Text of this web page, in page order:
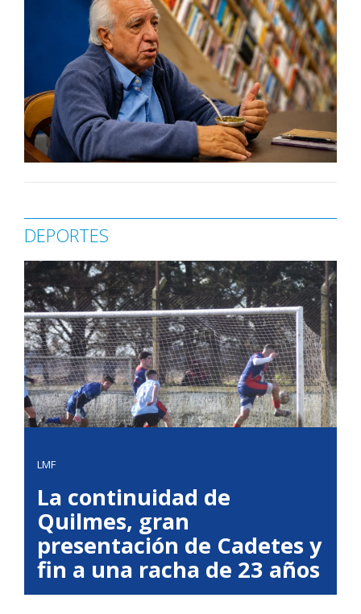
DEPORTES
LMF
La continuidad de
Quilmes, gran
presentación de Cadetes y
fin a una racha de 23 años